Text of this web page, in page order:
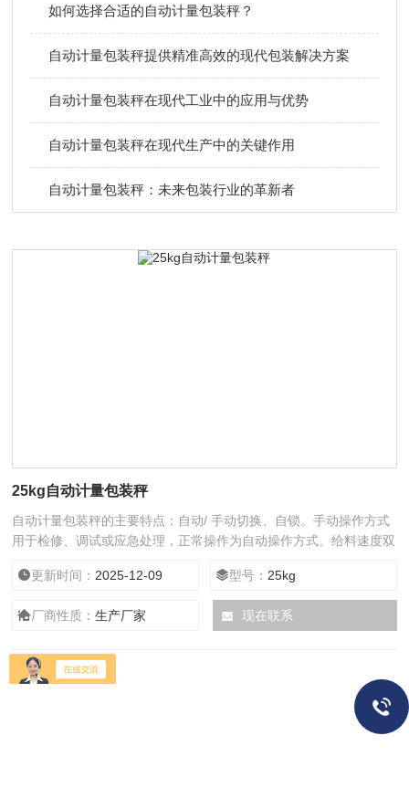
如何选择合适的自动计量包装秤？
自动计量包装秤提供精准高效的现代包装解决方案
自动计量包装秤在现代工业中的应用与优势
自动计量包装秤在现代生产中的关键作用
自动计量包装秤：未来包装行业的革新者
25kg自动计量包装秤
自动计量包装秤的主要特点：自动/ 手动切换、自锁。手动操作方式
用于检修、调试或应急处理，正常操作为自动操作方式。给料速度双
值。包装定量、包装次数自动显示。随时显示当前包装重量值和包装
更新时间： 2025-12-09 型号： 25kg
厂商性质：生产厂家 现在联系